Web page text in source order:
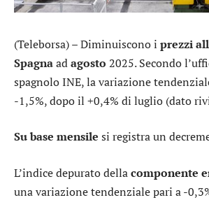
(Teleborsa) – Diminuiscono i prezzi
Spagnaadagosto 2025. Secondo
spagnolo INE, la variazione
-1,5%, dopo il +0,4% di luglio (dato
Su base mensile si registra un
L’indice depurato dellacomponente
una variazione tendenziale pari a -